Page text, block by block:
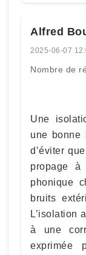
Alfred
2025-06-07
Nombre de
Une
une bonne
d’éviter
propage à
phonique
bruits
L’isolation
à une
exprimée